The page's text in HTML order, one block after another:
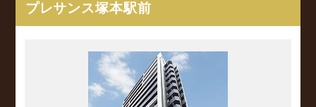
プレサンス塚本駅前